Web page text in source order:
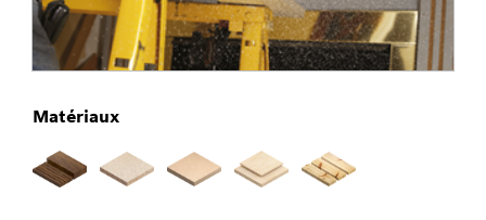
Matériaux